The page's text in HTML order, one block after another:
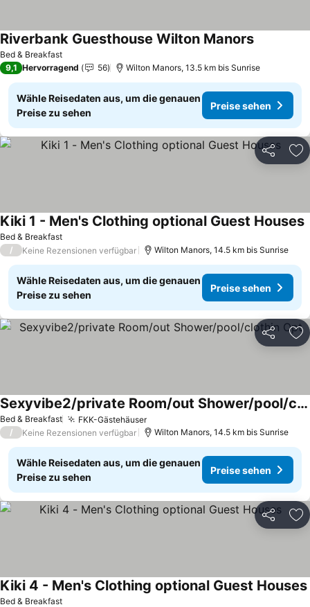
Bed & Breakfast
Riverbank Guesthouse Wilton ManorsPreise
9,1 Hervorragend 56 Wilton Manors, 13.5 km bis Sunrise
Wähle Reisedaten aus, um die genauen
Preise zu sehen
Preise sehen
Teilen
Bed & Breakfast
Kiki 1 - Men's Clothing optional Guest Houses
/ Keine Rezensionen verfügbar Wilton Manors, 14.5 km bis Sunrise
Wähle Reisedaten aus, um die genauen
Preise zu sehen
Preise sehen
Teilen
Bed & Breakfast FKK-GästehäuserPreise sehen
Sexyvibe2/private Room/out Shower/pool/clothin Opt
Preise sehen
/ Keine Rezensionen verfügbar Wilton Manors, 14.5 km bis Sunrise
Wähle Reisedaten aus, um die genauen
Preise zu sehen
Preise sehen
Teilen
Bed & Breakfast
Kiki 4 - Men's Clothing optional Guest Houses